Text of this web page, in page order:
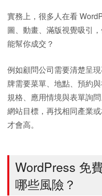
實務上，很多人在看
圖、動畫、滿版視覺吸引
能幫你成交？
例如顧問公司需要清楚呈
牌需要菜單、地點、預約
規格、應用情境與表單詢
網站目標，再找相同產業
才會高。
WordPress 免
哪些風險？